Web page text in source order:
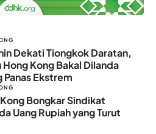
Dekati Tiongkok Daratan,
Hong Kong Bakal Dilanda
Ekstrem
Bongkar Sindikat
Uang Rupiah yang Turut